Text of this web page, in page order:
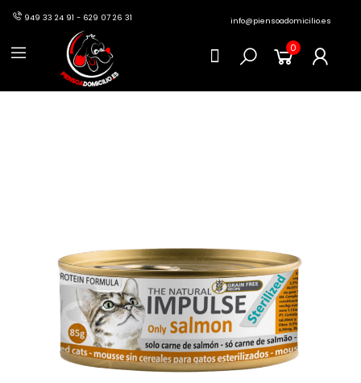
949 33 24 91 - 629 07 26 31 info@piensoadomicilio.es
0